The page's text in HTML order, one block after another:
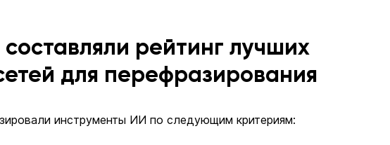
рейтинг лучших
для перефразирования
инструменты ИИ по следующим критериям: